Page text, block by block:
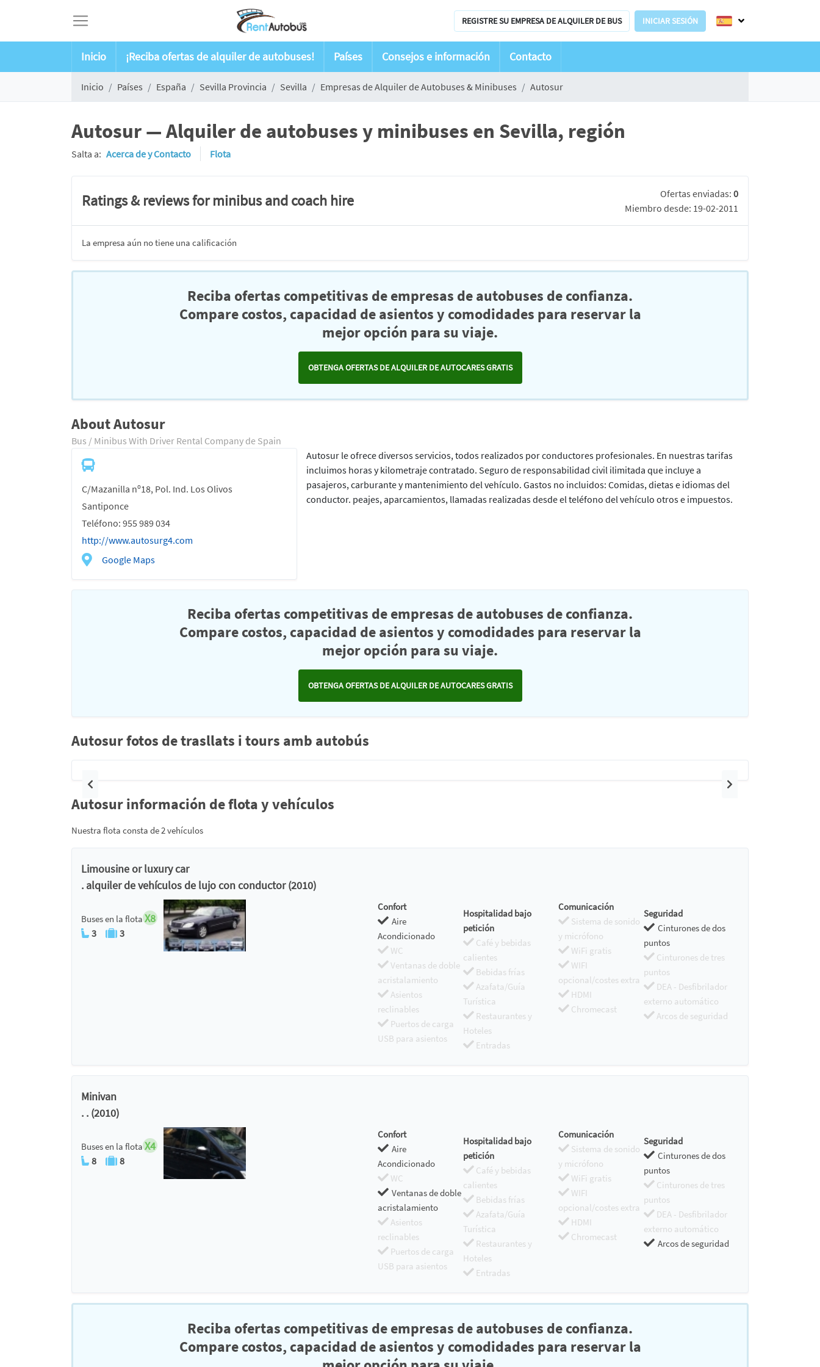
REGISTRE SU EMPRESA DE ALQUILER DE BUS INICIAR SESIÓN
Inicio ¡Reciba ofertas de alquiler de autobuses! Países Consejos e información Contacto
Inicio Países España Sevilla Provincia Sevilla Empresas de Alquiler de Autobuses & Minibuses Autosur
Autosur — Alquiler de autobuses y minibuses en Sevilla, región
Salta a: Acerca de y Contacto Flota
Ratings & reviews for minibus and coach hire Ofertas enviadas: 0
Miembro desde: 19-02-2011
La empresa aún no tiene una calificación
Reciba ofertas competitivas de empresas de autobuses de confianza.
Compare costos, capacidad de asientos y comodidades para reservar la
mejor opción para su viaje.
OBTENGA OFERTAS DE ALQUILER DE AUTOCARES GRATIS
About Autosur
Bus / Minibus With Driver Rental Company de Spain
C/Mazanilla nº18, Pol. Ind. Los Olivos
Santiponce
Teléfono: 955 989 034
http://www.autosurg4.com
Google Maps
Autosur le ofrece diversos servicios, todos realizados por conductores profesionales. En nuestras tarifas
incluimos horas y kilometraje contratado. Seguro de responsabilidad civil ilimitada que incluye a
pasajeros, carburante y mantenimiento del vehículo. Gastos no incluidos: Comidas, dietas e idiomas del
conductor. peajes, aparcamientos, llamadas realizadas desde el teléfono del vehículo otros e impuestos.
Reciba ofertas competitivas de empresas de autobuses de confianza.
Compare costos, capacidad de asientos y comodidades para reservar la
mejor opción para su viaje.
OBTENGA OFERTAS DE ALQUILER DE AUTOCARES GRATIS
Autosur fotos de trasllats i tours amb autobús
Anterior Siguiente
Autosur información de flota y vehículos
Nuestra flota consta de 2 vehículos
Limousine or luxury car
. alquiler de vehículos de lujo con conductor (2010)
Buses en la flota X8
3 3
Confort
Aire
Acondicionado
WC
Ventanas de doble
acristalamiento
Asientos
reclinables
Puertos de carga
USB para asientos
Hospitalidad bajo
petición
Café y bebidas
calientes
Bebidas frías
Azafata/Guía
Turística
Restaurantes y
Hoteles
Entradas
Comunicación
Sistema de sonido
y micrófono
WiFi gratis
WIFI
opcional/costes extra
HDMI
Chromecast
Seguridad
Cinturones de dos
puntos
Cinturones de tres
puntos
DEA - Desfibrilador
externo automático
Arcos de seguridad
Minivan
. . (2010)
Buses en la flota X4
8 8
Confort
Aire
Acondicionado
WC
Ventanas de doble
acristalamiento
Asientos
reclinables
Puertos de carga
USB para asientos
Hospitalidad bajo
petición
Café y bebidas
calientes
Bebidas frías
Azafata/Guía
Turística
Restaurantes y
Hoteles
Entradas
Comunicación
Sistema de sonido
y micrófono
WiFi gratis
WIFI
opcional/costes extra
HDMI
Chromecast
Seguridad
Cinturones de dos
puntos
Cinturones de tres
puntos
DEA - Desfibrilador
externo automático
Arcos de seguridad
Reciba ofertas competitivas de empresas de autobuses de confianza.
Compare costos, capacidad de asientos y comodidades para reservar la